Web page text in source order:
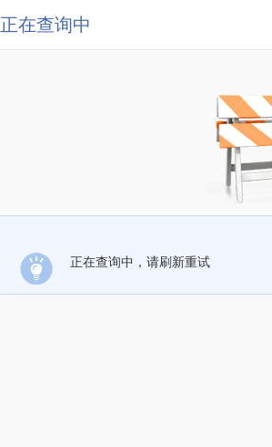
正在查询中
正在查询中，请刷新重试